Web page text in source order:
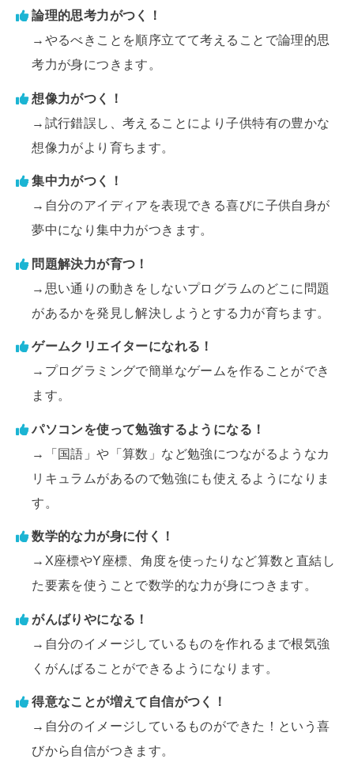
論理的思考力がつく！
→やるべきことを順序立てて考えることで論理的思
考力が身につきます。
想像力がつく！
→試行錯誤し、考えることにより子供特有の豊かな
想像力がより育ちます。
集中力がつく！
→自分のアイディアを表現できる喜びに子供自身が
夢中になり集中力がつきます。
問題解決力が育つ！
→思い通りの動きをしないプログラムのどこに問題
があるかを発見し解決しようとする力が育ちます。
ゲームクリエイターになれる！
→プログラミングで簡単なゲームを作ることができ
ます。
パソコンを使って勉強するようになる！
→「国語」や「算数」など勉強につながるようなカ
リキュラムがあるので勉強にも使えるようになりま
す。
数学的な力が身に付く！
→X座標やY座標、角度を使ったりなど算数と直結し
た要素を使うことで数学的な力が身につきます。
がんばりやになる！
→自分のイメージしているものを作れるまで根気強
くがんばることができるようになります。
得意なことが増えて自信がつく！
→自分のイメージしているものができた！という喜
びから自信がつきます。